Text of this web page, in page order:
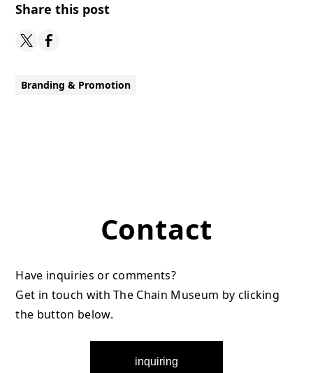
Share this post
Branding & Promotion
Contact
Have inquiries or comments?
Get in touch with The Chain Museum by clicking
the button below.
inquiring